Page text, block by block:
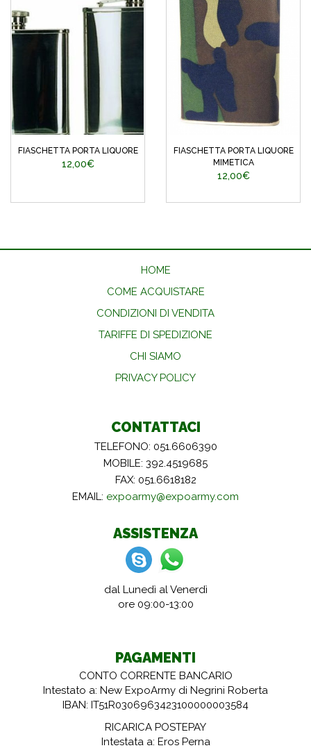
FIASCHETTA PORTA LIQUORE
12,00€
FIASCHETTA PORTA LIQUORE
MIMETICA
12,00€
HOME
COME ACQUISTARE
CONDIZIONI DI VENDITA
TARIFFE DI SPEDIZIONE
CHI SIAMO
PRIVACY POLICY
CONTATTACI
TELEFONO: 051.6606390
MOBILE: 392.4519685
FAX: 051.6618182
EMAIL: expoarmy@expoarmy.com
ASSISTENZA
dal Lunedì al Venerdì
ore 09:00-13:00
PAGAMENTI
CONTO CORRENTE BANCARIO
Intestato a: New ExpoArmy di Negrini Roberta
IBAN: IT51R0306963423100000003584
RICARICA POSTEPAY
Intestata a: Eros Perna